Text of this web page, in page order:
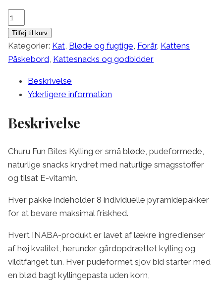
Churu
Fun
Bites
Kylling
Tilføj til kurv
Kategorier: Kat Bløde og fugtige Forår, Kattens
Påskebord Kattesnacks og godbidder
Beskrivelse
Yderligere information
Beskrivelse
Churu Fun Bites Kylling er små bløde, pudeformede,
naturlige snacks krydret med naturlige smagsstoffer
og tilsat E-vitamin.
Hver pakke indeholder 8 individuelle pyramidepakker
for at bevare maksimal friskhed.
Hvert INABA-produkt er lavet af lækre ingredienser
af høj kvalitet, herunder gårdopdrættet kylling og
vildtfanget tun. Hver pudeformet sjov bid starter med
en blød bagt kyllingepasta uden korn,